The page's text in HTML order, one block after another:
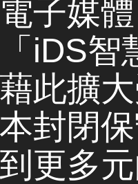
子媒
iDS智
此擴
封閉
更多